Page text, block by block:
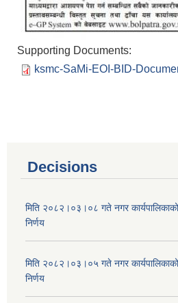
Supporting Documents:
ksmc-SaMi-EOI-BID-
Decisions
मिति २०८२।०३।०८ गते नगर
निर्णय
मिति २०८२।०३।०५ गते नगर
निर्णय